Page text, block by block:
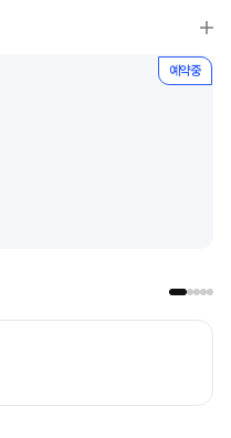
예약중